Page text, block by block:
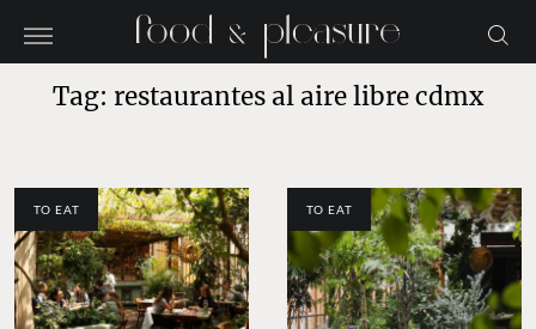
Tag: restaurantes al aire libre cdmx
TO EAT TO EAT